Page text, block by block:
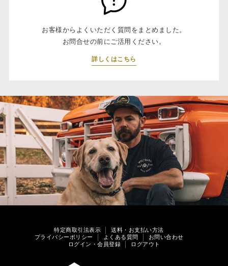
お客様からよくいただく質問をまとめました。
お問合せの前にご活用ください。
詳しくはこちら
特定商取引法表示
送料・お支払い方法
プライバシーポリシー
よくある質問
お問い合わせ
ログイン・会員登録
ログアウト